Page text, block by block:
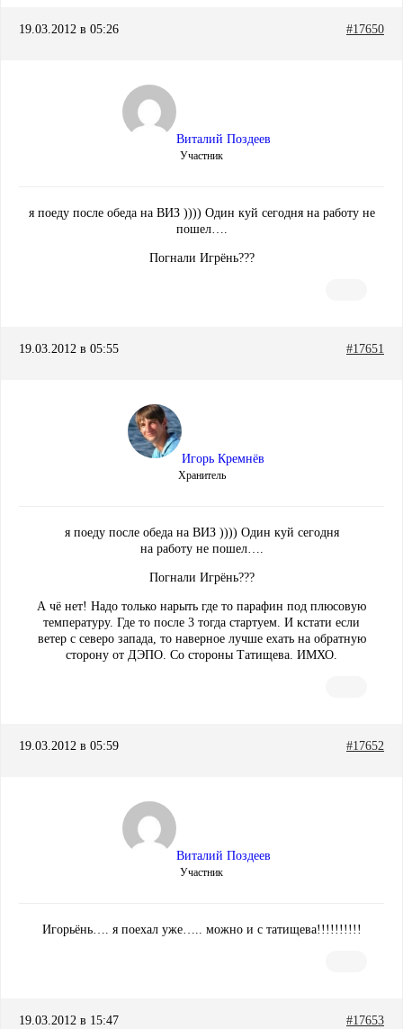
19.03.2012 в 05:26 #17650
Виталий Поздеев
Участник
я поеду после обеда на ВИЗ )))) Один куй сегодня на работу не
пошел….
Погнали Игрёнь???
19.03.2012 в 05:55 #17651
Игорь Кремнёв
Хранитель
я поеду после обеда на ВИЗ )))) Один куй сегодня
на работу не пошел….
Погнали Игрёнь???
А чё нет! Надо только нарыть где то парафин под плюсовую
температуру. Где то после 3 тогда стартуем. И кстати если
ветер с северо запада, то наверное лучше ехать на обратную
сторону от ДЭПО. Со стороны Татищева. ИМХО.
19.03.2012 в 05:59 #17652
Виталий Поздеев
Участник
Игорьёнь…. я поехал уже….. можно и с татищева!!!!!!!!!!
19.03.2012 в 15:47 #17653